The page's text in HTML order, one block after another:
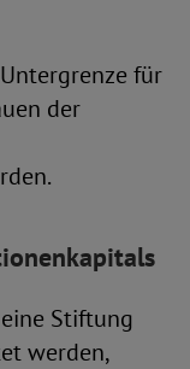
für
der
Stiftung
werden,